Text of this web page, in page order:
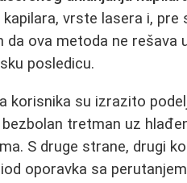
kapilara, vrste lasera i,
da ova metoda ne rešava
posledicu.
korisnika su izrazito
tretman uz
S druge strane, drugi
oporavka sa